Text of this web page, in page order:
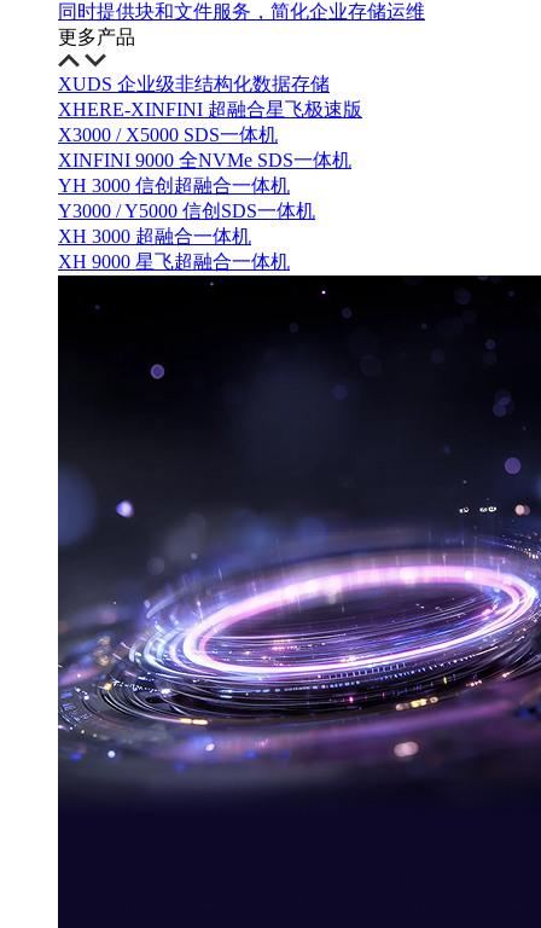
同时提供块和文件服务，简化企业存储运维
更多产品
XUDS 企业级非结构化数据存储
XHERE-XINFINI 超融合星飞极速版
X3000 / X5000 SDS一体机
XINFINI 9000 全NVMe SDS一体机
YH 3000 信创超融合一体机
Y3000 / Y5000 信创SDS一体机
XH 3000 超融合一体机
XH 9000 星飞超融合一体机